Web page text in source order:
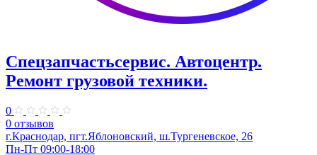
Спецзапчастьсервис. Автоцентр.
Ремонт грузовой техники.
0
0 отзывов
г.Краснодар, пгт.Яблоновский, ш.Тургеневское, 26
Пн-Пт 09:00-18:00